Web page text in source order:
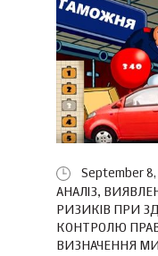
September 8,
АНАЛІЗ,
РИЗИКІВ ПРИ
КОНТРОЛЮ
ВИЗНАЧЕННЯ